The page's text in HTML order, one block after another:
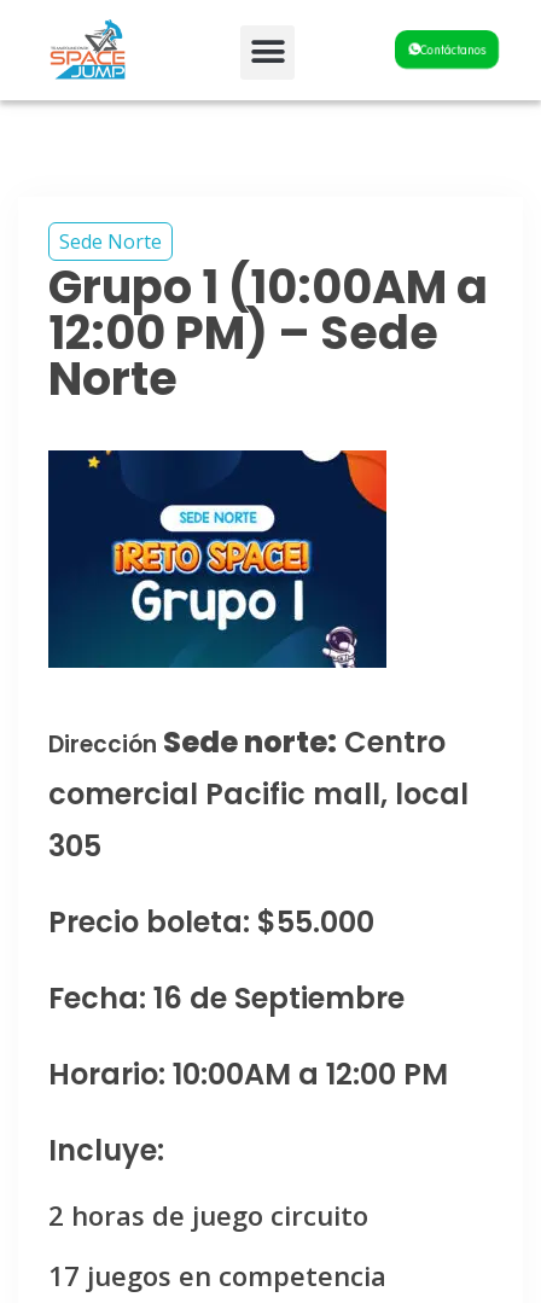
Contáctanos
Sede Norte
Grupo 1 (10:00AM a
12:00 PM) – Sede
Norte
Dirección Sede norte: Centro
comercial Pacific mall, local
305
Precio boleta: $55.000
Fecha: 16 de Septiembre
Horario: 10:00AM a 12:00 PM
Incluye:
2 horas de juego circuito
17 juegos en competencia